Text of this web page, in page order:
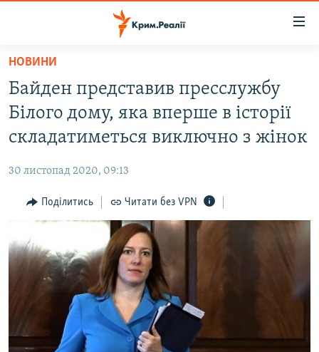
Перейти
основного
матеріалу
до
основної
Перейти
пошуку
ВОДА.КРИМ
БЛОГИ
ПОГЛЯД
ВСЕ ЗА ДЕНЬ
СПЕЦПРОЕКТИ
ДЕПОРТАЦІЯ
ВІДЕОУРОКИ «ELIFBE»
ЯК ОБІЙТИ БЛОКУВАННЯ
Русский
НОВИНИ
Байден представив пресслужбу
Білого дому, яка вперше в історії
складатиметься виключно з жінок
30 листопад 2020, 09:13
Поділитись Читати без VPN